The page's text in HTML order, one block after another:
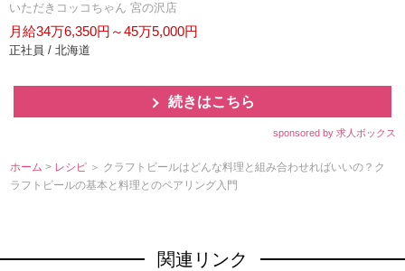
いただきコッコちゃん 宮の沢店
月給34万6,350円～45万5,000円
正社員 / 北海道
続きはこちら
sponsored by 求人ボックス
ホーム > レシピ ＞ クラフトビールはどんな料理と組み合わせればいいの？ク
ラフトビールの基本と料理とのペアリング入門
関連リンク